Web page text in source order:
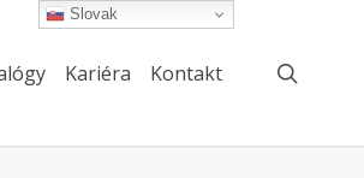
Kariéra Kontakt
Slovak